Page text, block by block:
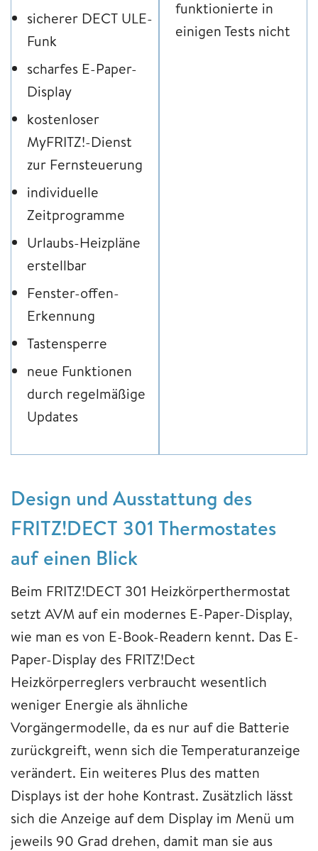
sicherer DECT ULE-
Funk
scharfes E-Paper-
Display
kostenloser
MyFRITZ!-Dienst
zur Fernsteuerung
individuelle
Zeitprogramme
Urlaubs-Heizpläne
erstellbar
Fenster-offen-
Erkennung
Tastensperre
neue Funktionen
durch regelmäßige
Updates
funktionierte in
einigen Tests nicht
Design und Ausstattung des
FRITZ!DECT 301 Thermostates
auf einen Blick
Beim FRITZ!DECT 301 Heizkörperthermostat
setzt AVM auf ein modernes E-Paper-Display,
wie man es von E-Book-Readern kennt. Das E-
Paper-Display des FRITZ!Dect
Heizkörperreglers verbraucht wesentlich
weniger Energie als ähnliche
Vorgängermodelle, da es nur auf die Batterie
zurückgreift, wenn sich die Temperaturanzeige
verändert. Ein weiteres Plus des matten
Displays ist der hohe Kontrast. Zusätzlich lässt
sich die Anzeige auf dem Display im Menü um
jeweils 90 Grad drehen, damit man sie aus